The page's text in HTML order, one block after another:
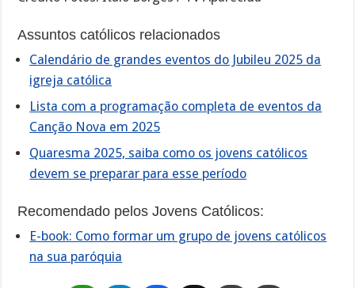
Assuntos católicos relacionados
Calendário de grandes eventos do Jubileu 2025 da
igreja católica
Lista com a programação completa de eventos da
Canção Nova em 2025
Quaresma 2025, saiba como os jovens católicos
devem se preparar para esse período
Recomendado pelos Jovens Católicos:
E-book: Como formar um grupo de jovens católicos
na sua paróquia